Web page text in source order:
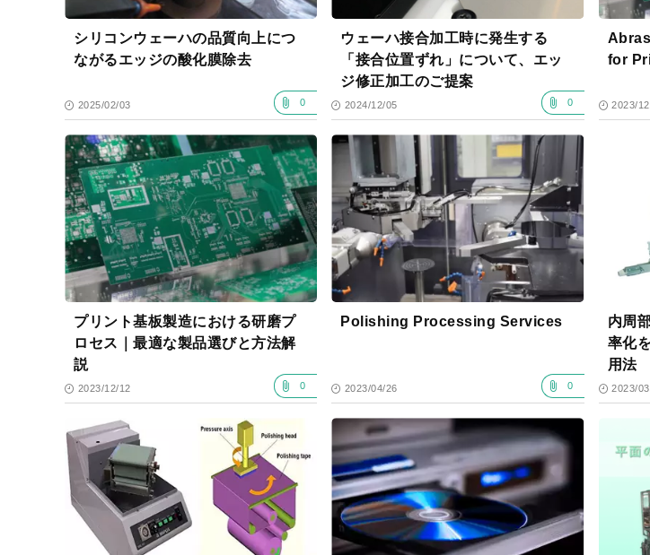
シリコンウェーハの品質向上につ
ながるエッジの酸化膜除去
2025/02/03 0
ウェーハ接合加工時に発生する
「接合位置ずれ」について、エッ
ジ修正加工のご提案
2024/12/05 0
for
2023/
プリント基板製造における研磨プ
ロセス｜最適な製品選びと方法解
説
2023/12/12 0
Polishing Processing Services
2023/04/26 0
内周
率化
用法
2023/